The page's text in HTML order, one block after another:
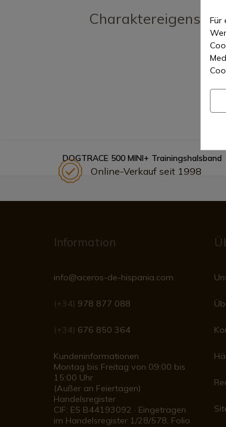
DOGTRACE 500 MINI+ Trainingshalsband
Online-Verkauf seit 1998
Information
info@aceros-de-hispania.com
(+34) 978 877 088
(+34) 676 850 364
Kundeninformationen
Montag bis Freitag von 09:00 bis
15:00 Uhr
(Außer an Feiertagen)
Handelsregister
CIF: ES B44193092 · Eingetragen
im Handelsregister 1/28/578, Folio
Für